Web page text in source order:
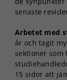
senaste
Arbetet med
år och tagit
sektioner som
15 sidor att